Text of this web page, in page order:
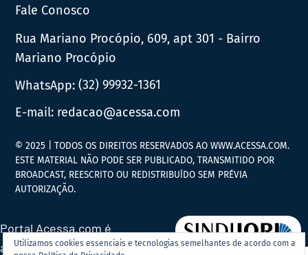
Fale Conosco
Rua Mariano Procópio, 609, apt 301 - Bairro
Mariano Procópio
WhatsApp:(32) 99932-1361
E-mail: redacao@acessa.com
Utilizamos cookies essenciais e tecnologias semelhantes de acordo com a
© 2025 | TODOS OS DIREITOS RESERVADOS AO WWW.ACESSA.COM.
ESTE MATERIAL NÃO PODE SER PUBLICADO, TRANSMITIDO POR
BROADCAST, REESCRITO OU REDISTRIBUÍDO SEM PRÉVIA
AUTORIZAÇÃO.
Portal Acessa.com é
associado ao